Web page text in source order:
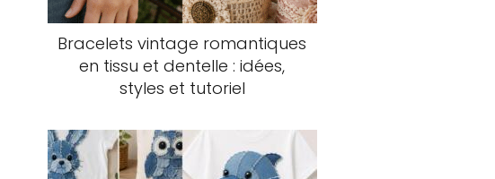
Bracelets vintage romantiques
en tissu et dentelle : idées,
styles et tutoriel